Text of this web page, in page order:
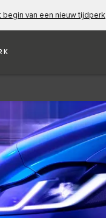
begin van een nieuw tijdperk